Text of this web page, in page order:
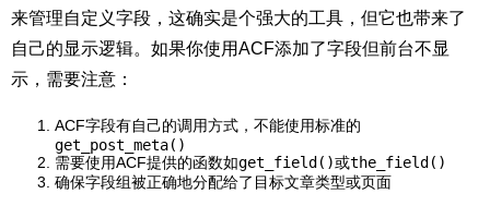
来管理自定义字段，这确实是个强大的工具，但它也带来了
自己的显示逻辑。如果你使用ACF添加了字段但前台不显
示，需要注意：
ACF字段有自己的调用方式，不能使用标准的
get_post_meta()
需要使用ACF提供的函数如get_field()或the_field()
确保字段组被正确地分配给了目标文章类型或页面